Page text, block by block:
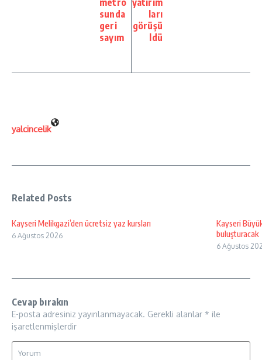
metro
sunda
geri
sayım
yatırım
ları
görüşü
ldü
yalcincelik
Related Posts
Kayseri Melikgazi’den ücretsiz yaz kursları
6 Ağustos 2026
Kayseri
buluşturacak
6 Ağustos
Cevap bırakın
E-posta adresiniz yayınlanmayacak. Gerekli alanlar * ile
işaretlenmişlerdir